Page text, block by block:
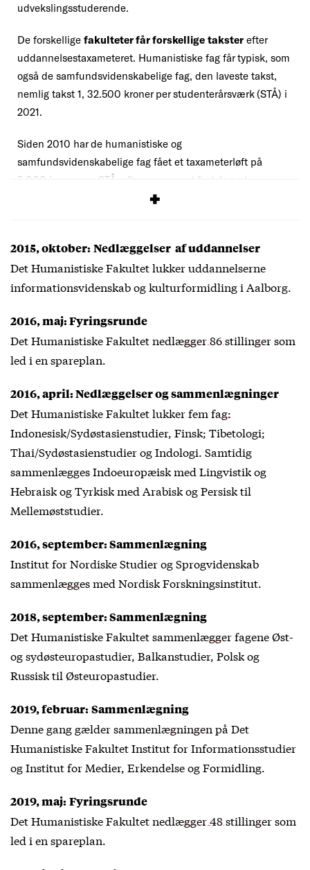
udvekslingsstuderende.
De forskellige fakulteter får forskellige takster efter
uddannelsestaxameteret. Humanistiske fag får typisk, som
også de samfundsvidenskabelige fag, den laveste takst,
nemlig takst 1, 32.500 kroner per studenterårsværk (STÅ) i
2021.
Siden 2010 har de humanistiske og
samfundsvidenskabelige fag fået et taxameterløft på
5.000 kroner per STÅ, efter en rapport fastslog, at
uddannelserne var underfinansierede.
2015, oktober:Nedlæggelser af uddannelser
Det Humanistiske Fakultetlukkeruddannelserne
informationsvidenskab og kulturformidling i Aalborg.
2016, maj: Fyringsrunde
Det Humanistiske Fakultetnedlægger 86 stillingersom
led i en spareplan.
2016, april: Nedlæggelser og sammenlægninger
Det Humanistiske Fakultetlukker fem fag:
Indonesisk/Sydøstasienstudier, Finsk; Tibetologi;
Thai/Sydøstasienstudier og Indologi. Samtidig
sammenlægges Indoeuropæisk med Lingvistik og
Hebraisk og Tyrkisk med Arabisk og Persisk til
Mellemøststudier.
2016, september: Sammenlægning
Institut for Nordiske Studier og Sprogvidenskab
sammenlæggesmed Nordisk Forskningsinstitut.
2018, september: Sammenlægning
Det Humanistiske Fakultetsammenlæggerfagene Øst-
og sydøsteuropastudier, Balkanstudier, Polsk og
Russisk til Østeuropastudier.
2019, februar:Sammenlægning
Denne gang gældersammenlægningen på Det
Humanistiske Fakultet Institut for Informationsstudier
og Institut for Medier, Erkendelse og Formidling.
2019, maj:Fyringsrunde
Det Humanistiske Fakultetnedlægger 48 stillingersom
led i en spareplan.